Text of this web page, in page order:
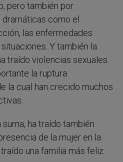
pero también por
como el
las enfermedades
Y también la
traído violencias sexuales
la ruptura
la cual han crecido muchos
ha traído también
de la mujer en la
una familia más feliz.